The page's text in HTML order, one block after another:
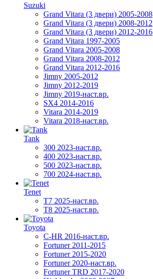
Suzuki
Grand Vitara (3 двери) 2005-2008
Grand Vitara (3 двери) 2008-2012
Grand Vitara (3 двери) 2012-2016
Grand Vitara 1997-2005
Grand Vitara 2005-2008
Grand Vitara 2008-2012
Grand Vitara 2012-2016
Jimny 2005-2012
Jimny 2012-2019
Jimny 2019-наст.вр.
SX4 2014-2016
Vitara 2014-2019
Vitara 2018-наст.вр.
Tank
300 2023-наст.вр.
400 2023-наст.вр.
500 2023-наст.вр.
700 2024-наст.вр.
Tenet
T7 2025-наст.вр.
T8 2025-наст.вр.
Toyota
C-HR 2016-наст.вр.
Fortuner 2011-2015
Fortuner 2015-2020
Fortuner 2020-наст.вр.
Fortuner TRD 2017-2020